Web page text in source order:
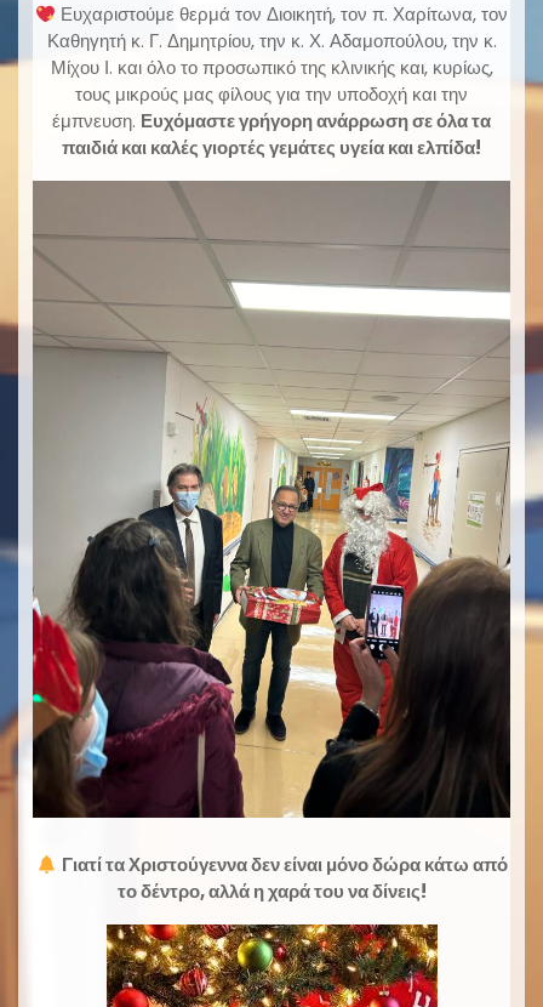
Ευχαριστούμε θερμά τον Διοικητή, τον π. Χαρίτωνα, τον
Καθηγητή κ. Γ. Δημητρίου, την κ. Χ. Αδαμοπούλου, την κ.
Μίχου Ι. και όλο το προσωπικό της κλινικής και, κυρίως,
τους μικρούς μας φίλους για την υποδοχή και την
έμπνευση. Ευχόμαστε γρήγορη ανάρρωση σε όλα τα
παιδιά και καλές γιορτές γεμάτες υγεία και ελπίδα!
Γιατί τα Χριστούγεννα δεν είναι μόνο δώρα κάτω από
το δέντρο, αλλά η χαρά του να δίνεις!